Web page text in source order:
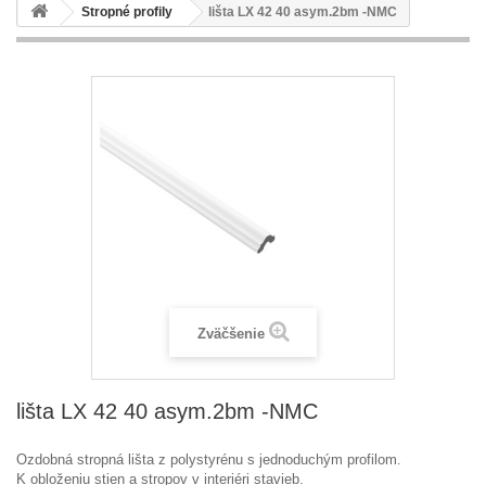
Stropné profily lišta LX 42 40 asym.2bm -NMC
Zväčšenie
lišta LX 42 40 asym.2bm -NMC
Ozdobná stropná lišta z polystyrénu s jednoduchým profilom.
K obloženiu stien a stropov v interiéri stavieb.